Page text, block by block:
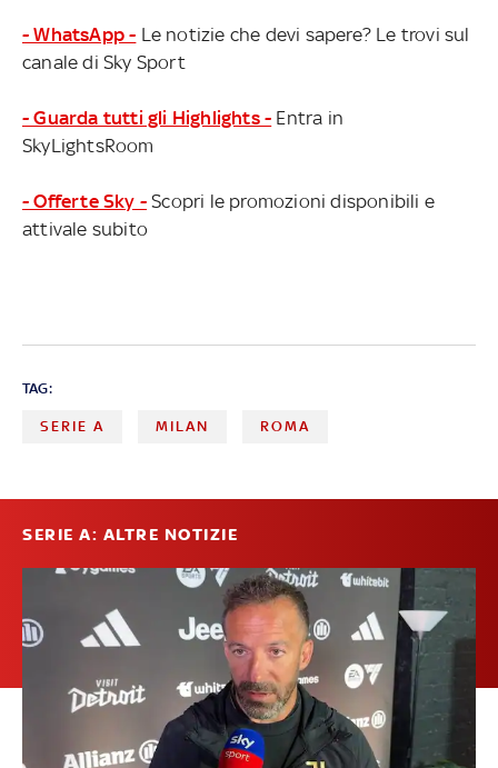
- WhatsApp - Le notizie che devi sapere? Le trovi sul
canale di Sky Sport
- Guarda tutti gli Highlights - Entra in
SkyLightsRoom
- Offerte Sky - Scopri le promozioni disponibili e
attivale subito
TAG:
SERIE A MILAN ROMA
SERIE A: ALTRE NOTIZIE